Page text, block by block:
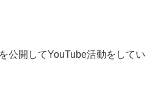
公開してYouTube活動をしてい